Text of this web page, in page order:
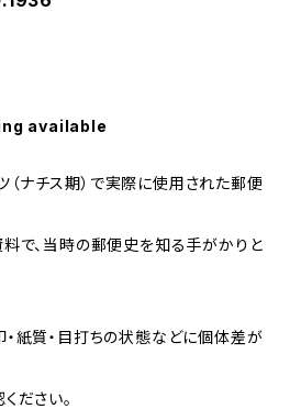
available
ナチス期）で実際に使用された郵便
で、当時の郵便史を知る手がかりと
紙質・目打ちの状態などに個体差が
ださい。